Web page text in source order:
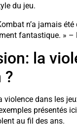
du jeu.
n’a jamais
fantastique. » –
la
?
violence dans les
présentés
au fil des ans.